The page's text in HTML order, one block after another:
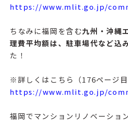
https://www.mlit.go.jp/
ちなみに福岡を含む九州・沖縄
理費平均額は、駐車場代など込
た！
※詳しくはこちら（176ページ目
https://www.mlit.go.jp/
福岡でマンションリノベーショ